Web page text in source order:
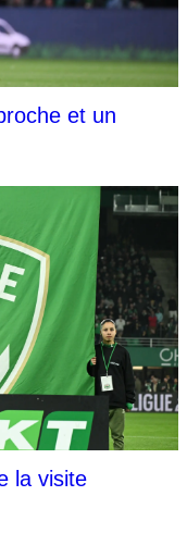
et un
la visite